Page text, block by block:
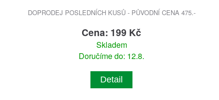
DOPRODEJ POSLEDNÍCH KUSŮ - PŮVODNÍ CENA 475.-
Cena: 199 Kč
Skladem
Doručíme do: 12.8.
Detail